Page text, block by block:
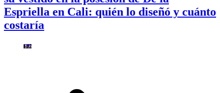
Espriella en Cali: quién lo diseñó y cuánto
costaría